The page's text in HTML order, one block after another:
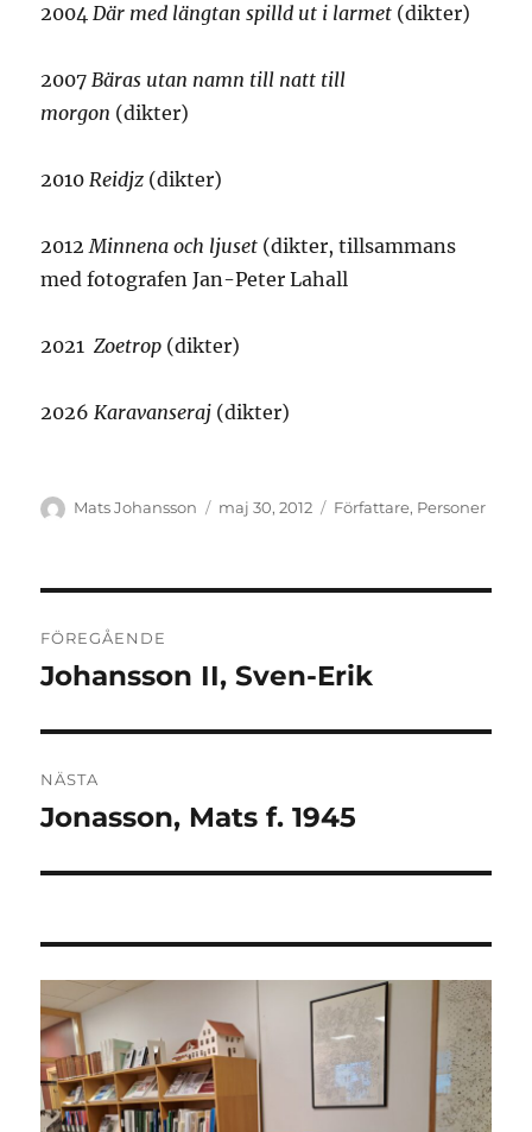
2004Där med längtan spilld ut i larmet (dikter)
2007Bäras utan namn till natt till
morgon (dikter)
2010Reidjz (dikter)
2012Minnena och ljuset (dikter, tillsammans
med fotografen Jan-Peter Lahall
2021Zoetrop (dikter)
2026Karavanseraj (dikter)
Författare
Mats Johansson
Publicerat
maj 30, 2012 Kategorier
Författare, Personer
FÖREGÅENDE
Föregående
Johansson II, Sven-Erik
NÄSTA
Nästa
Jonasson, Mats f. 1945